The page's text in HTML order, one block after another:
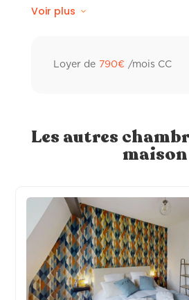
Wifi fibre
TV individuelle
Cafetière individuelle
Literie hôtelière 120 x
Voir plus
Loyer de 790€ /mois CC
Les autres
maison